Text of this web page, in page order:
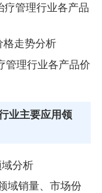
管理行业各产品
格走势分析
管理行业各产品价
业主要应用领
分析
域销量、市场份